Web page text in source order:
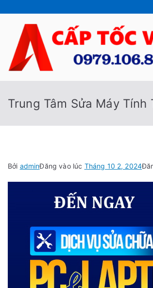
dung
Trung Tâm Sửa Máy
Bởi adminĐăng vào lúc Tháng 10 2, 2024